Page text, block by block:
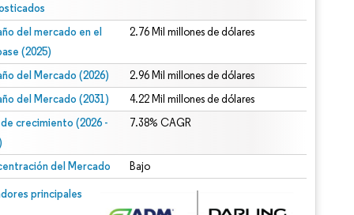
del mercado en el
(2025)
2.76 Mil millones de dólares
del Mercado (2026) 2.96 Mil millones de dólares
del Mercado (2031) 4.22 Mil millones de dólares
de crecimiento (2026 -
7.38% CAGR
del Mercado Bajo
principales
© Mordor Intelligence. El uso requiere atribución según CC BY 4.0.
CC BY 4.0.